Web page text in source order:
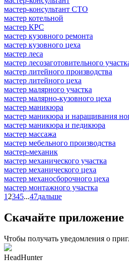
мастер-консультант СТО
мастер котельной
мастер КРС
мастер кузовного ремонта
мастер кузовного цеха
мастер леса
мастер лесозаготовительного
мастер литейного производства
мастер литейного цеха
мастер малярного участка
мастер малярно-кузовного цеха
мастер маникюра
мастер маникюра и наращивания
мастер маникюра и педикюра
мастер массажа
мастер мебельного производства
мастер-механик
мастер механического участка
мастер механического цеха
мастер механосборочного цеха
мастер монтажного участка
1 2345...47дальше
Скачайте приложение
Чтобы получать уведомления о
HeadHunter